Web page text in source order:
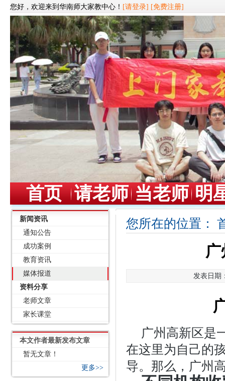
您好，欢迎来到华南师大家教中心！ [请登录] [免费注册]
首页 请老师 当老师 明
新闻资讯
通知公告
成功案例
教育资讯
媒体报道
资料分享
老师文章
家长课堂
本文作者最新发布文章
暂无文章！
更多>>
您所在的位置：
发表日期
广州高新区是
在这里为自己的
导。那么，广州